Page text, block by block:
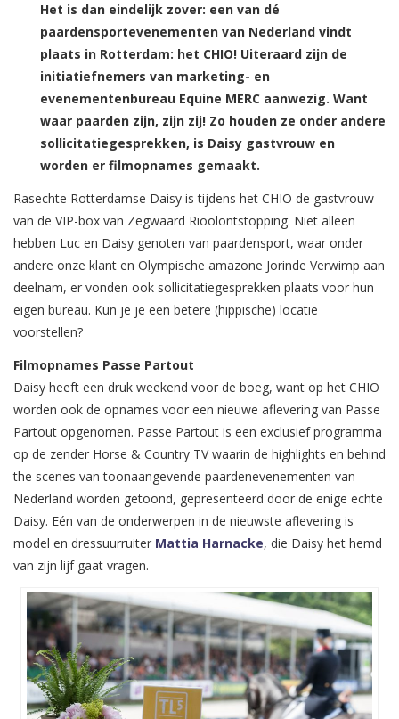
Het is dan eindelijk zover: een van dé
paardensportevenementen van Nederland vindt
plaats in Rotterdam: het CHIO! Uiteraard zijn de
initiatiefnemers van marketing- en
evenementenbureau Equine MERC aanwezig. Want
waar paarden zijn, zijn zij! Zo houden ze onder andere
sollicitatiegesprekken, is Daisy gastvrouw en
worden er filmopnames gemaakt.
Rasechte Rotterdamse Daisy is tijdens het CHIO de gastvrouw
van de VIP-box van Zegwaard Rioolontstopping. Niet alleen
hebben Luc en Daisy genoten van paardensport, waar onder
andere onze klant en Olympische amazone Jorinde Verwimp aan
deelnam, er vonden ook sollicitatiegesprekken plaats voor hun
eigen bureau. Kun je je een betere (hippische) locatie
voorstellen?
Filmopnames Passe Partout
Daisy heeft een druk weekend voor de boeg, want op het CHIO
worden ook de opnames voor een nieuwe aflevering van Passe
Partout opgenomen. Passe Partout is een exclusief programma
op de zender Horse & Country TV waarin de highlights en behind
the scenes van toonaangevende paardenevenementen van
Nederland worden getoond, gepresenteerd door de enige echte
Daisy. Eén van de onderwerpen in de nieuwste aflevering is
model en dressuurruiter Mattia Harnacke, die Daisy het hemd
van zijn lijf gaat vragen.